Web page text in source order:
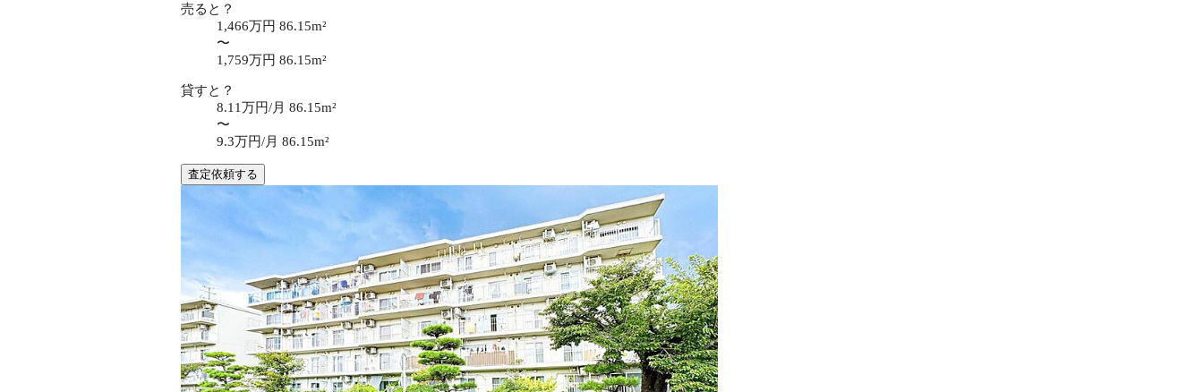
売ると？
1,466万円 86.15m²
〜
1,759万円 86.15m²
貸すと？
8.11万円/月 86.15m²
〜
9.3万円/月 86.15m²
査定依頼する